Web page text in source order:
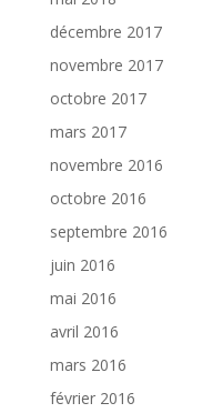
décembre 2017
novembre 2017
octobre 2017
mars 2017
novembre 2016
octobre 2016
septembre 2016
juin 2016
mai 2016
avril 2016
mars 2016
février 2016